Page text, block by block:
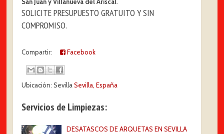
San Juan y Villanueva del Ariscal.
SOLICITE PRESUPUESTO GRATUITO Y SIN
COMPROMISO​.
Compartir: Facebook
Ubicación: SevillaSevilla, España
Servicios de Limpiezas:
DESATASCOS DE ARQUETAS EN SEVILLA